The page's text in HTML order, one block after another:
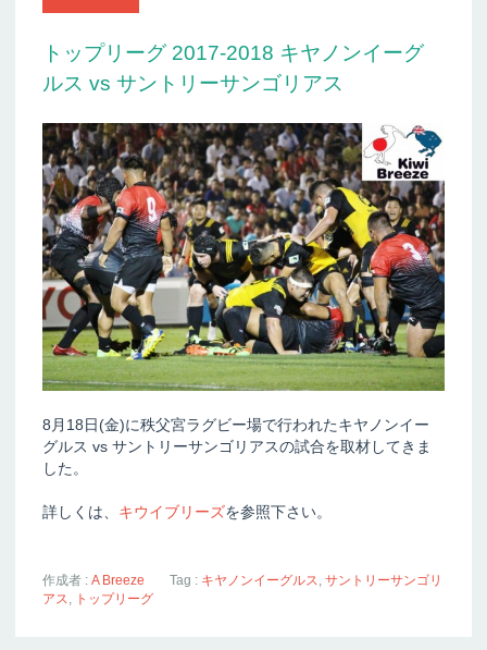
トップリーグ 2017-2018 キヤノンイーグ
ルス vs サントリーサンゴリアス
8月18日(金)に秩父宮ラグビー場で行われたキヤノンイー
グルス vs サントリーサンゴリアスの試合を取材してきま
した。
詳しくは、 キウイブリーズを参照下さい。
作成者 :A Breeze Tag : キヤノンイーグルス,サントリーサンゴリ
アス, トップリーグ